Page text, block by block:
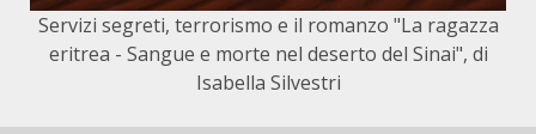
Servizi segreti, terrorismo e il romanzo "La ragazza
eritrea - Sangue e morte nel deserto del Sinai", di
Isabella Silvestri